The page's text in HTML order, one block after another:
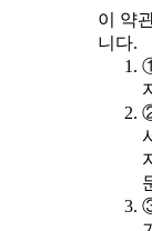
이 약
니다.